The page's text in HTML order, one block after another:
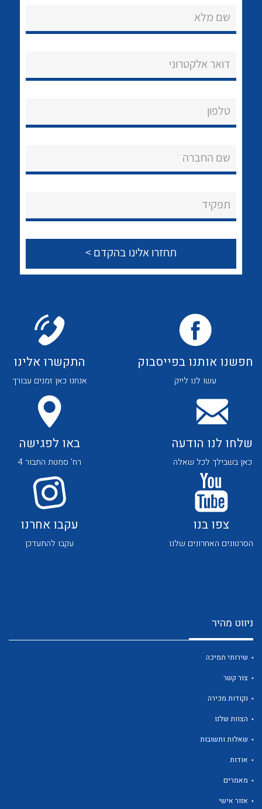
הצוות שלנו
שירותי תמיכה
צור קשר
לכל מוצרי היצרן לכל מוצרי היצרן
לכל מוצרי היצרן
לכל מוצרי היצרן לכל מוצרי היצרן
לכל מוצרי היצרן
לכל מוצרי היצרן
שם מלא
דואר אלקטרוני
טלפון
שם החברה
תפקיד
חפשנו אותנו בפייסבוק
עשו לנו לייק
התקשרו אלינו
אנחנו כאן זמנים עבורך
שלחו לנו הודעה
כאן בשבילך לכל שאלה
באו לפגישה
רח' סמטת התבור 4
צפו בנו
הסרטונים האחרונים שלנו
עקבו אחרנו
עקבו להתעדכן
ניווט מהיר
שירותי תמיכה
צור קשר
נקודות מכירה
הצוות שלנו
שאלות ותשובות
אודות
מאמרים
אזור אישי